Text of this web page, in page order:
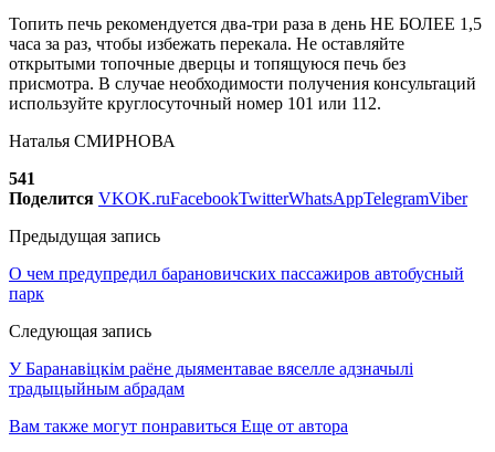
Топить печь рекомендуется два-три раза в день НЕ БОЛЕЕ 1,5
часа за раз, чтобы избежать перекала. Не оставляйте
открытыми топочные дверцы и топящуюся печь без
присмотра. В случае необходимости получения консультаций
используйте круглосуточный номер 101 или 112.
Наталья СМИРНОВА
541
Поделится VKOK.ruFacebookTwitterWhatsAppTelegramViber
Предыдущая запись
О чем предупредил барановичских пассажиров автобусный
парк
Следующая запись
У Баранавіцкім раёне дыяментавае вяселле адзначылі
традыцыйным абрадам
Вам также могут понравиться Еще от автора